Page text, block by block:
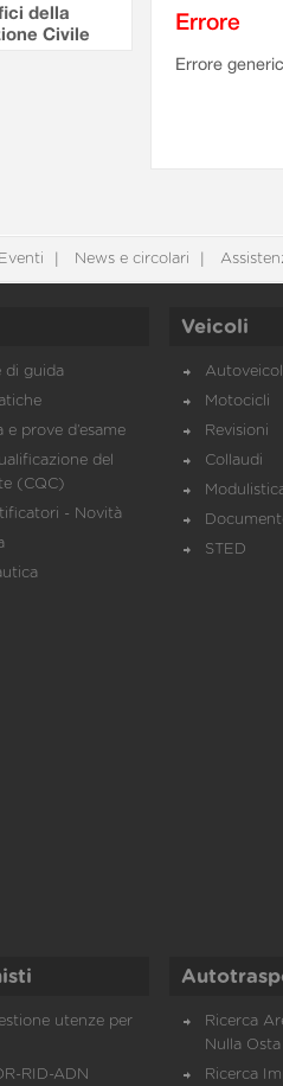
della
Civile
Errore
Errore
Eventi News e circolari
di guida
e prove d’esame
del
(CQC)
- Novità
Veicoli
Motocicli
Revisioni
Collaudi
STED
utenze per
RID-ADN
Ricerca
Nulla Osta
Ricerca